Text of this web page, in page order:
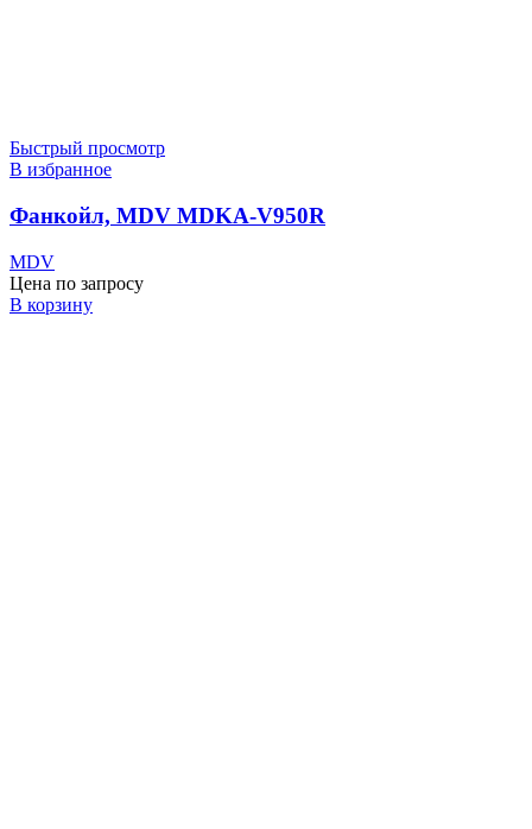
Быстрый просмотр
В избранное
Фанкойл, MDV MDKA-V950R
MDV
Цена по запросу
В корзину